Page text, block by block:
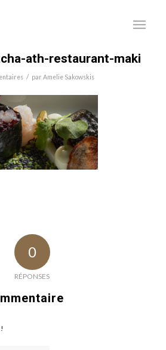
ath-restaurant-maki
/ par Amelie Sakowskis
0
RÉPONSES